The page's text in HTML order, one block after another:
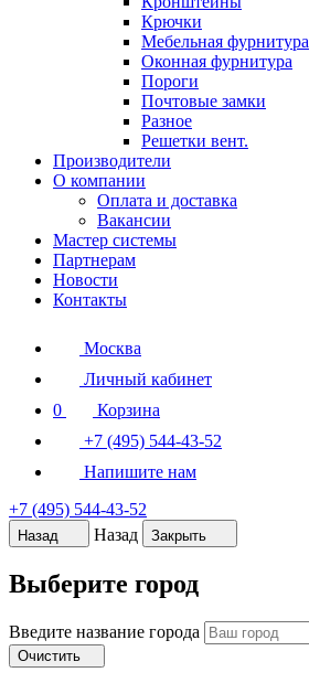
Крючки
Мебельная фурнитура
Оконная фурнитура
Пороги
Почтовые замки
Разное
Решетки вент.
Производители
О компании
Оплата и доставка
Вакансии
Мастер системы
Партнерам
Новости
Контакты
Москва
Личный кабинет
0
Корзина
+7 (495) 544-43-52
Напишите нам
+7 (495) 544-43-52
Назад Назад Закрыть
Выберите город
Введите название города
Очистить